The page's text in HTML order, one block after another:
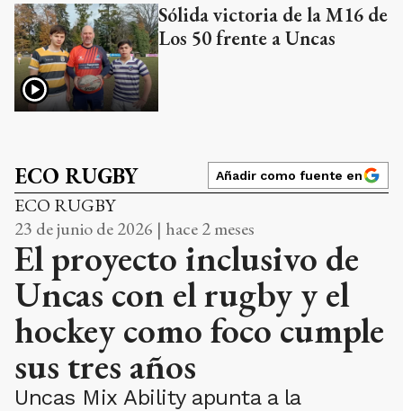
Sólida victoria de la M16 de
Los 50 frente a Uncas
ECO RUGBY Añadir como fuente en
ECO RUGBY
23 de junio de 2026 | hace 2 meses
El proyecto inclusivo de
Uncas con el rugby y el
hockey como foco cumple
sus tres años
Uncas Mix Ability apunta a la